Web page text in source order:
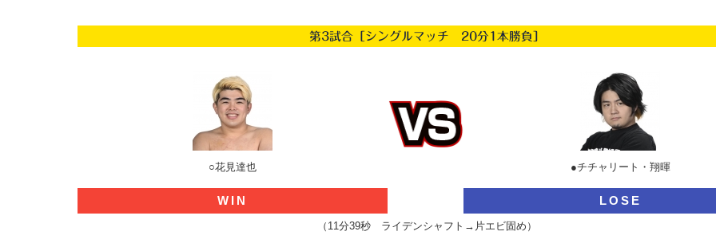
第3試合［シングルマッチ 20分1本勝負］
○花見達也 ●チチャリート・翔暉
WIN LOSE
（11分39秒 ライデンシャフト→片エビ固め）